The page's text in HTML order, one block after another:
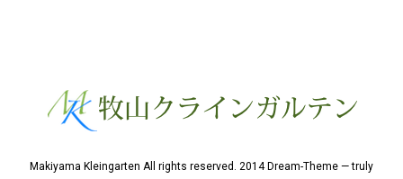
Makiyama Kleingarten All rights reserved. 2014 Dream-Theme — truly